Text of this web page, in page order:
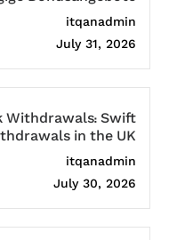
itqanadmin
July 31, 2026
Withdrawals: Swift
in the UK
itqanadmin
July 30, 2026